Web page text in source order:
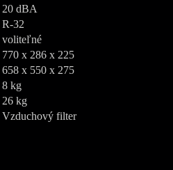
20 dBA
R-32
voliteľné
770 x 286 x 225
658 x 550 x 275
8 kg
26 kg
Vzduchový filter